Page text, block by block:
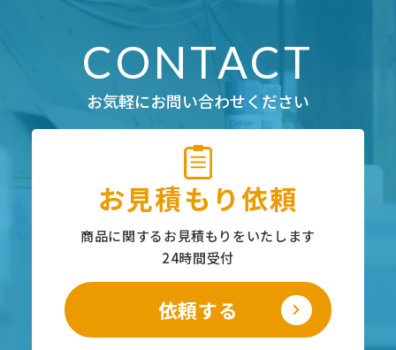
CONTACT
お気軽にお問い合わせください
お見積もり依頼
商品に関するお見積もりをいたします
24時間受付
依頼する